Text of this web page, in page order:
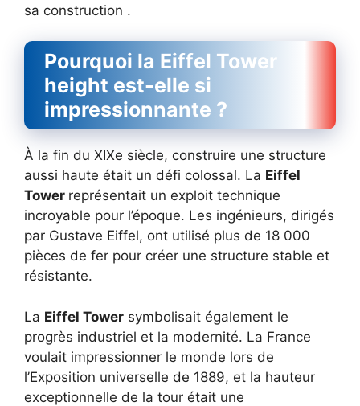
sa construction .
Pourquoi la Eiffel Tower
height est-elle si
impressionnante ?
À la fin du XIXe siècle, construire une structure
aussi haute était un défi colossal. La Eiffel
Tower représentait un exploit technique
incroyable pour l’époque. Les ingénieurs, dirigés
par Gustave Eiffel, ont utilisé plus de 18 000
pièces de fer pour créer une structure stable et
résistante.
La Eiffel Tower symbolisait également le
progrès industriel et la modernité. La France
voulait impressionner le monde lors de
l’Exposition universelle de 1889, et la hauteur
exceptionnelle de la tour était une